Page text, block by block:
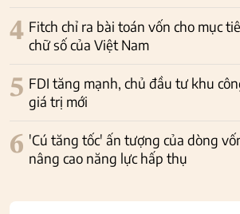
4 Fitch chỉ ra bài toán vốn cho mục
chữ số của Việt Nam
5 FDI tăng mạnh, chủ đầu tư khu
giá trị mới
6 'Cú tăng tốc' ấn tượng của dòng
nâng cao năng lực hấp thụ